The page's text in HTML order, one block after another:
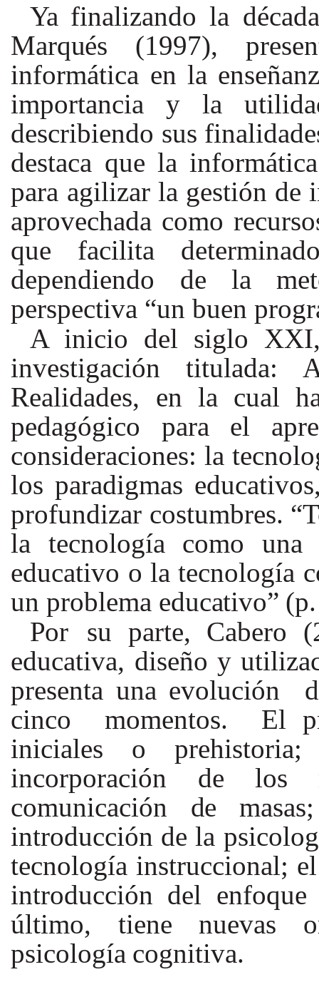
Ya finalizando la
Marqués (1997),
informática en la
importancia y la
describiendo sus
destaca que la
para agilizar la gestión de
aprovechada como
que facilita
dependiendo de la
perspectiva “un buen
A inicio del siglo XXI,
investigación titulada:
Realidades, en la cual
pedagógico para el
consideraciones: la
los paradigmas
profundizar costumbres.
la tecnología como
educativo o la tecnología
un problema educativo” (p.
Por
su parte, Cabero
educativa, diseño y
presenta una
cinco momentos. El
iniciales o
incorporación de los
comunicación demasas;
introducción de la
tecnología instruccional;
introducción del
último,
tiene nuevas
psicología cognitiva.